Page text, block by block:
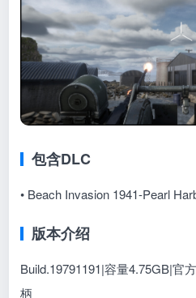
包含DLC
• Beach Invasion 1941-Pearl
版本介绍
Build.19791191|容量4.75GB|官
柄